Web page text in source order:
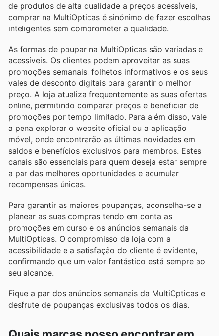
de produtos de alta qualidade a preços acessíveis,
comprar na MultiOpticas é sinónimo de fazer escolhas
inteligentes sem comprometer a qualidade.
As formas de poupar na MultiOpticas são variadas e
acessíveis. Os clientes podem aproveitar as suas
promoções semanais, folhetos informativos e os seus
vales de desconto digitais para garantir o melhor
preço. A loja atualiza frequentemente as suas ofertas
online, permitindo comparar preços e beneficiar de
promoções por tempo limitado. Para além disso, vale
a pena explorar o website oficial ou a aplicação
móvel, onde encontrarão as últimas novidades em
saldos e benefícios exclusivos para membros. Estes
canais são essenciais para quem deseja estar sempre
a par das melhores oportunidades e acumular
recompensas únicas.
Para garantir as maiores poupanças, aconselha-se a
planear as suas compras tendo em conta as
promoções em curso e os anúncios semanais da
MultiOpticas. O compromisso da loja com a
acessibilidade e a satisfação do cliente é evidente,
confirmando que um valor fantástico está sempre ao
seu alcance.
Fique a par dos anúncios semanais da MultiOpticas e
desfrute de poupanças exclusivas todos os dias.